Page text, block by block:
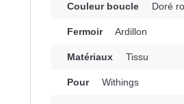
Couleur boucle Doré
Fermoir Ardillon
Matériaux Tissu
Pour Withings